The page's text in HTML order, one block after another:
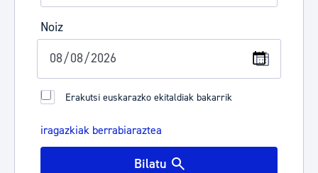
Noiz
Erakutsi euskarazko ekitaldiak bakarrik
iragazkiak berrabiaraztea
Bilatu